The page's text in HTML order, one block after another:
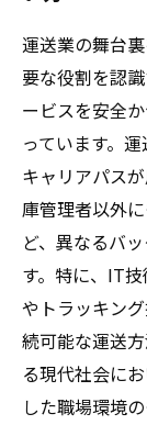
運送業で
持とう
運送業の舞台
要な役割を認
ービスを安全
っています。
キャリアパス
庫管理者以外
ど、異なるバ
す。特に、IT
やトラッキン
続可能な運送
る現代社会に
した職場環境